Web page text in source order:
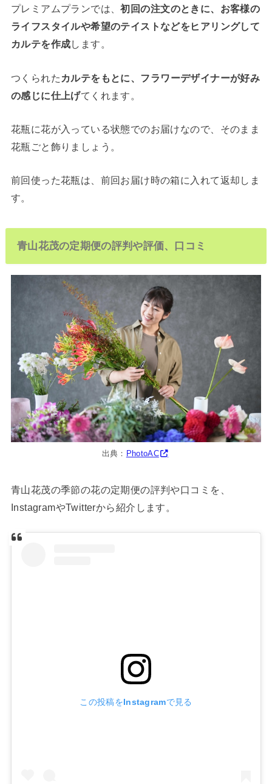
プレミアムプランでは、初回の注文のときに、お客様の
ライフスタイルや希望のテイストなどをヒアリングして
カルテを作成します。
つくられた カルテをもとに、フラワーデザイナーが好み
の感じに仕上げてくれます。
花瓶に花が入っている状態でのお届けなので、そのまま
花瓶ごと飾りましょう。
前回使った花瓶は、前回お届け時の箱に入れて返却しま
す。
青山花茂の定期便の評判や評価、口コミ
出典： PhotoAC
青山花茂の季節の花の定期便の評判や口コミを、
InstagramやTwitterから紹介します。
この投稿をInstagramで見る